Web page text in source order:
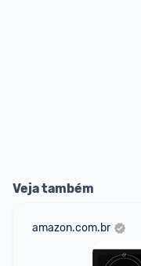
Veja também
amazon.com.br